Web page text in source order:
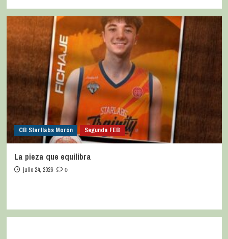
CB Startlabs Morón Segunda FEB
La pieza que equilibra
julio 24, 2026 0